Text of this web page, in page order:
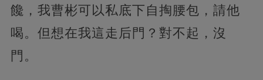
饞，我曹彬可以私底下自掏腰包，請他
喝。但想在我這走后門？對不起，沒
門。